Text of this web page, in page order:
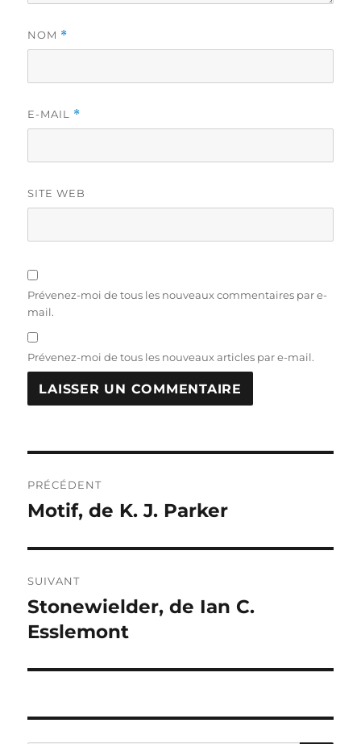
NOM *
E-MAIL *
SITE WEB
Prévenez-moi de tous les nouveaux commentaires par e-
mail.
Prévenez-moi de tous les nouveaux articles par e-mail.
de
PRÉCÉDENT
Publication
Motif, de K. J. Parker
SUIVANT
Publication
suivante :
Stonewielder, de Ian C.
Esslemont